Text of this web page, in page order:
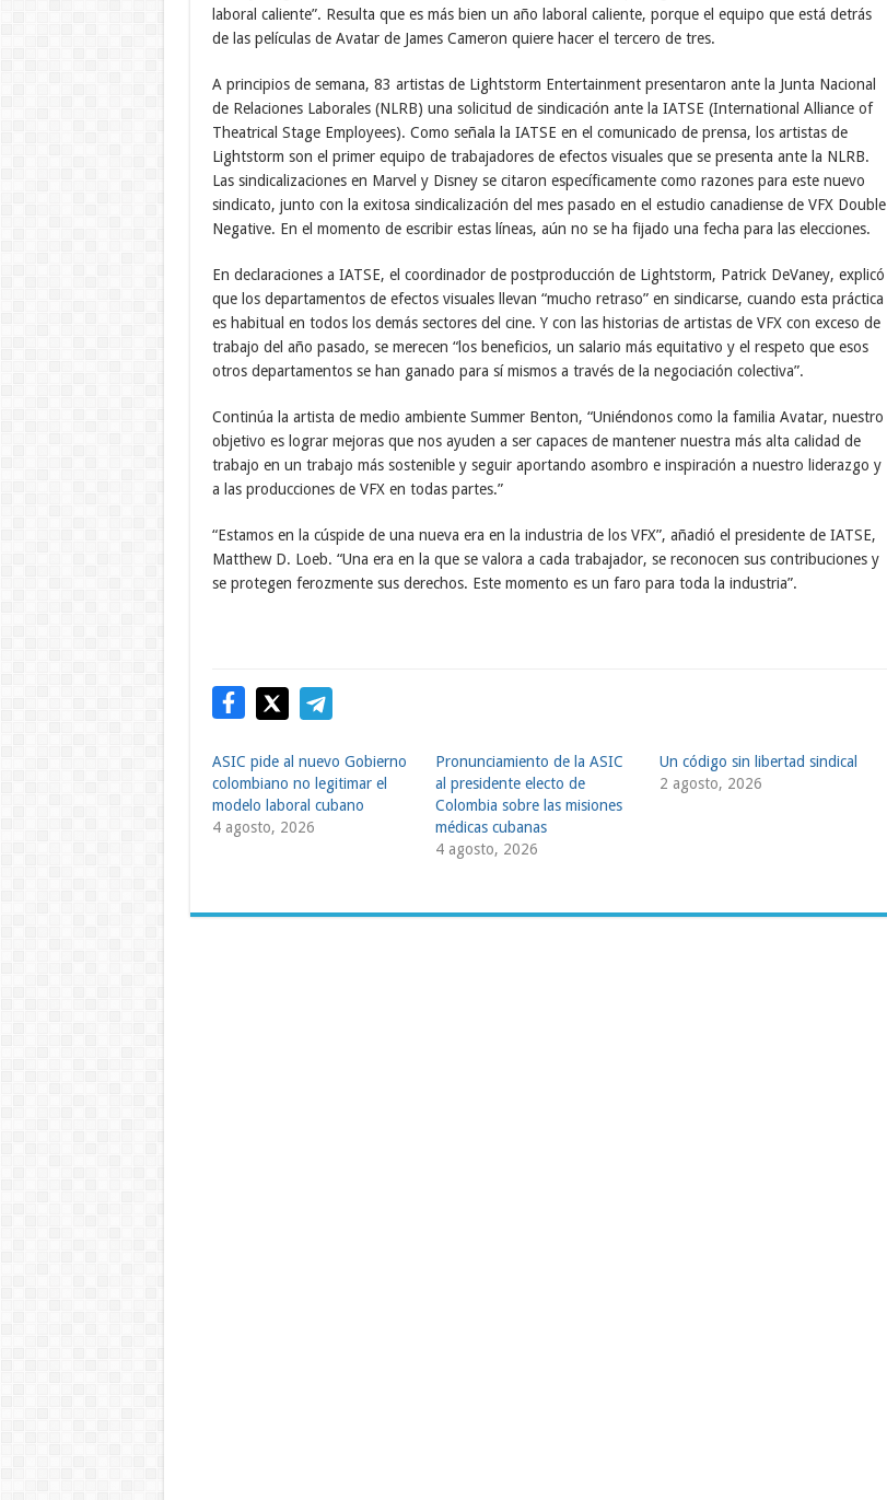
laboral caliente”. Resulta que es más bien un año laboral caliente, porque el equipo que está detrás
de las películas de Avatar de James Cameron quiere hacer el tercero de tres.
A principios de semana, 83 artistas de Lightstorm Entertainment presentaron ante la Junta Nacional
de Relaciones Laborales (NLRB) una solicitud de sindicación ante la IATSE (International Alliance of
Theatrical Stage Employees). Como señala la IATSE en el comunicado de prensa, los artistas de
Lightstorm son el primer equipo de trabajadores de efectos visuales que se presenta ante la NLRB.
Las sindicalizaciones en Marvel y Disney se citaron específicamente como razones para este nuevo
sindicato, junto con la exitosa sindicalización del mes pasado en el estudio canadiense de VFX Double
Negative. En el momento de escribir estas líneas, aún no se ha fijado una fecha para las elecciones.
En declaraciones a IATSE, el coordinador de postproducción de Lightstorm, Patrick DeVaney, explicó
que los departamentos de efectos visuales llevan “mucho retraso” en sindicarse, cuando esta práctica
es habitual en todos los demás sectores del cine. Y con las historias de artistas de VFX con exceso de
trabajo del año pasado, se merecen “los beneficios, un salario más equitativo y el respeto que esos
otros departamentos se han ganado para sí mismos a través de la negociación colectiva”.
Continúa la artista de medio ambiente Summer Benton, “Uniéndonos como la familia Avatar, nuestro
objetivo es lograr mejoras que nos ayuden a ser capaces de mantener nuestra más alta calidad de
trabajo en un trabajo más sostenible y seguir aportando asombro e inspiración a nuestro liderazgo y
a las producciones de VFX en todas partes.”
“Estamos en la cúspide de una nueva era en la industria de los VFX”, añadió el presidente de IATSE,
Matthew D. Loeb. “Una era en la que se valora a cada trabajador, se reconocen sus contribuciones y
se protegen ferozmente sus derechos. Este momento es un faro para toda la industria”.
ASIC pide al nuevo Gobierno
colombiano no legitimar el
modelo laboral cubano
4 agosto, 2026
Pronunciamiento de la ASIC
al presidente electo de
Colombia sobre las misiones
médicas cubanas
4 agosto, 2026
Un código sin libertad sindical
2 agosto, 2026